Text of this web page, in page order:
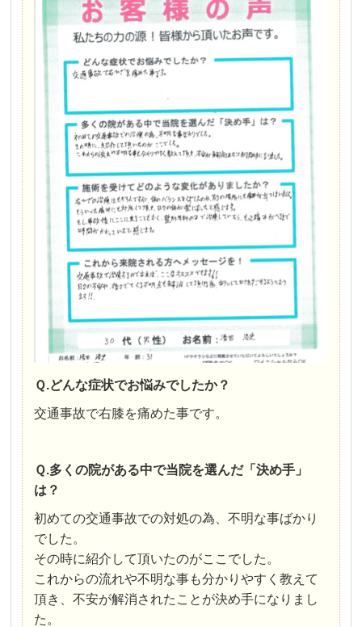
Ｑ.どんな症状でお悩みでしたか？
交通事故で右膝を痛めた事です。
Ｑ.多くの院がある中で当院を選んだ「決め手」
は？
初めての交通事故での対処の為、不明な事ばかり
でした。
その時に紹介して頂いたのがここでした。
これからの流れや不明な事も分かりやすく教えて
頂き、不安が解消されたことが決め手になりまし
た。